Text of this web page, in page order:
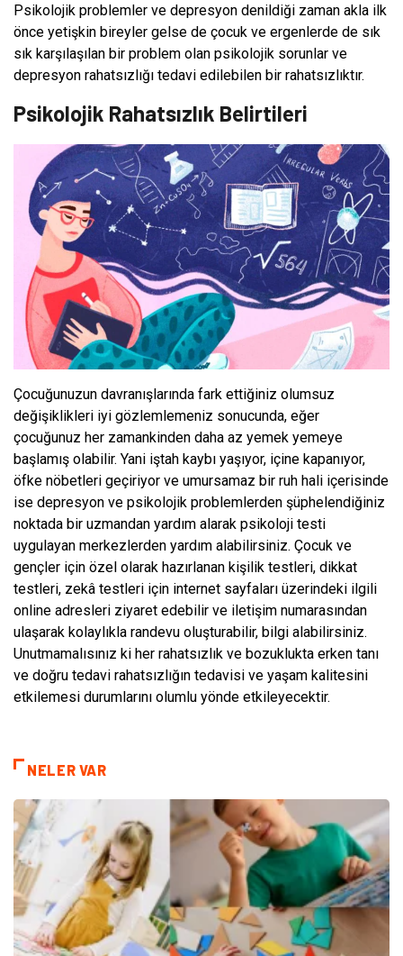
Psikolojik problemler ve depresyon denildiği zaman akla ilk
önce yetişkin bireyler gelse de çocuk ve ergenlerde de sık
sık karşılaşılan bir problem olan psikolojik sorunlar ve
depresyon rahatsızlığı tedavi edilebilen bir rahatsızlıktır.
Psikolojik Rahatsızlık Belirtileri
Çocuğunuzun davranışlarında fark ettiğiniz olumsuz
değişiklikleri iyi gözlemlemeniz sonucunda, eğer
çocuğunuz her zamankinden daha az yemek yemeye
başlamış olabilir. Yani iştah kaybı yaşıyor, içine kapanıyor,
öfke nöbetleri geçiriyor ve umursamaz bir ruh hali içerisinde
ise depresyon ve psikolojik problemlerden şüphelendiğiniz
noktada bir uzmandan yardım alarak psikoloji testi
uygulayan merkezlerden yardım alabilirsiniz. Çocuk ve
gençler için özel olarak hazırlanan kişilik testleri, dikkat
testleri, zekâ testleri için internet sayfaları üzerindeki ilgili
online adresleri ziyaret edebilir ve iletişim numarasından
ulaşarak kolaylıkla randevu oluşturabilir, bilgi alabilirsiniz.
Unutmamalısınız ki her rahatsızlık ve bozuklukta erken tanı
ve doğru tedavi rahatsızlığın tedavisi ve yaşam kalitesini
etkilemesi durumlarını olumlu yönde etkileyecektir.
NELER VAR